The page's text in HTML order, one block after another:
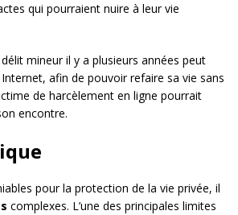
qui pourraient nuire à leur vie
mineur il y a plusieurs années peut
afin de pouvoir refaire sa vie sans
de harcèlement en ligne pourrait
encontre.
pour la protection de la vie privée, il
complexes. L’une des principales limites